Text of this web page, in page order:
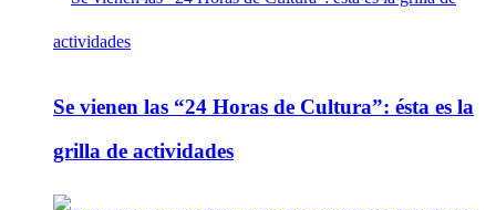
Se vienen las “24 Horas de Cultura”: ésta es la
grilla de actividades